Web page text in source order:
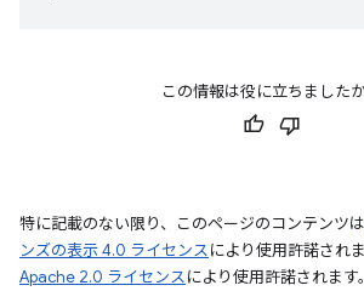
この情報は役に立ちました
特に記載のない限り、このページのコンテンツは
ンズの表示 4.0 ライセンスにより使用許諾され
Apache 2.0 ライセンスにより使用許諾されます